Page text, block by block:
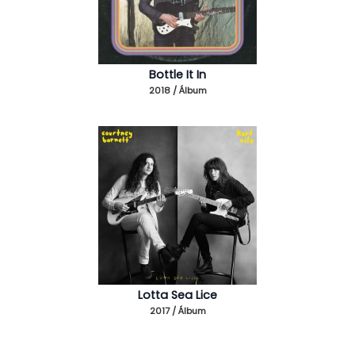
Bottle It In
2018 / Álbum
Lotta Sea Lice
2017 / Álbum